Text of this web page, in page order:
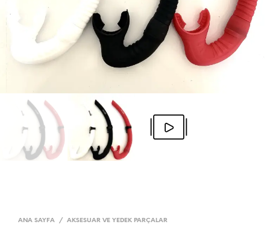
ANA SAYFA / AKSESUAR VE YEDEK PARÇALAR